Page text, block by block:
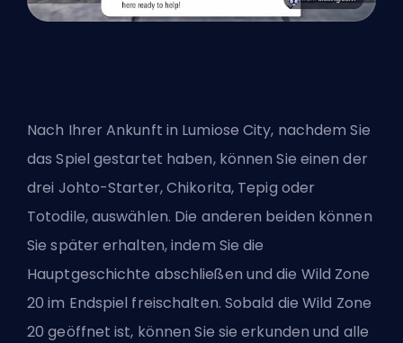
Nach Ihrer Ankunft in Lumiose City, nachdem Sie
das Spiel gestartet haben, können Sie einen der
drei Johto-Starter, Chikorita, Tepig oder
Totodile, auswählen. Die anderen beiden können
Sie später erhalten, indem Sie die
Hauptgeschichte abschließen und die Wild Zone
20 im Endspiel freischalten. Sobald die Wild Zone
20 geöffnet ist, können Sie sie erkunden und alle